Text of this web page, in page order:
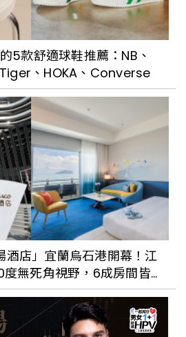
字號小吃：永樂米苔傳承古法的
依舊不變
定都知道的老滋味，營業101年的
魷魚焿」，由第四代老闆帶著感
、創意，大步邁向下個百年
5款舒適球鞋推薦：NB、
、HOKA、Converse
酒店」宜蘭烏石港開幕！江
無死角視野，6成房間皆面